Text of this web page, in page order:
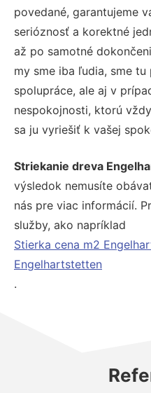
povedané, garantujeme
serióznosť a korektné
až po samotné
my sme iba ľudia, sme
spolupráce, ale aj v
nespokojnosti, ktorú
sa ju vyriešiť k vašej
Striekanie dreva
výsledok nemusíte
nás pre viac informácií.
služby, ako napríklad
Stierka cena m2
Engelhartstetten
.